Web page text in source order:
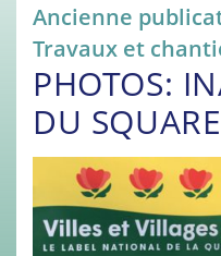
Ancienne
Travaux et
PHOTOS:
DU